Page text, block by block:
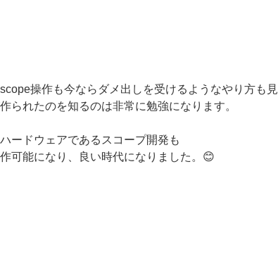
操作も今ならダメ出しを受けるようなやり方も見
られたのを知るのは非常に勉強になります。
ードウェアであるスコープ開発も
可能になり、良い時代になりました。😊